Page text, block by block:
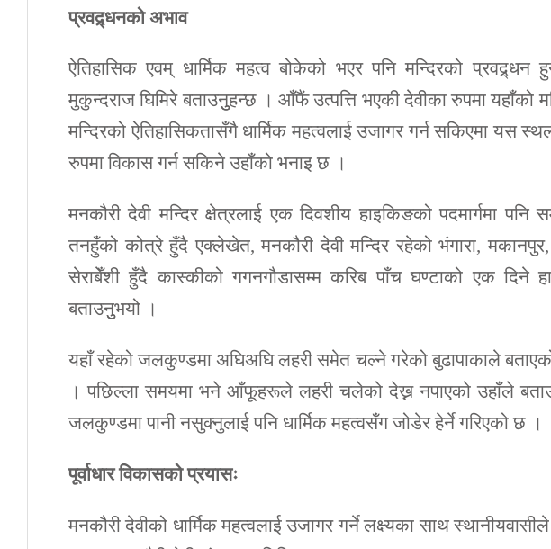
प्रवद्र्धनको अभाव
ऐतिहासिक एवम् धार्मिक महत्व बोकेको भएर पनि मन्दिरको प्रवद्र्धन
मुकुन्दराज घिमिरे बताउनुुहन्छ । आँफैं उत्पत्ति भएकी देवीका रुपमा यहाँको
मन्दिरको ऐतिहासिकतासँगै धार्मिक महत्वलाई उजागर गर्न सकिएमा यस
रुपमा विकास गर्न सकिने उहाँको भनाइ छ ।
मनकौरी देवी मन्दिर क्षेत्रलाई एक दिवशीय हाइकिङको पदमार्गमा
तनहुँको कोत्रे हुँदै एक्लेखेत, मनकौरी देवी मन्दिर रहेको भंगारा,
सेराबेँशी हुँदै कास्कीको गगनगौडासम्म करिब पाँच घण्टाको एक दिने
बताउनुुभयो ।
यहाँ रहेको जलकुण्डमा अघिअघि लहरी समेत चल्ने गरेको बुढापाकाले
। पछिल्ला समयमा भने आँफूहरूले लहरी चलेको देख्न नपाएको उहाँले
जलकुण्डमा पानी नसुक्नुलाई पनि धार्मिक महत्वसँग जोडेर हेर्ने गरिएको छ ।
पूर्वाधार विकासको प्रयासः
मनकौरी देवीको धार्मिक महत्वलाई उजागर गर्ने लक्ष्यका साथ